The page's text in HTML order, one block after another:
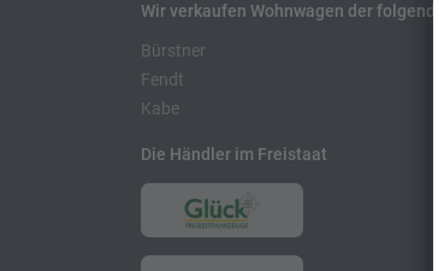
Wir verkaufen Wohnwagen der
Bürstner
Fendt
Kabe
Die Händler im Freistaat